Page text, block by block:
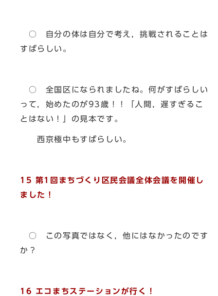
○ 自分の体は自分で考え，挑戦されることは
すばらしい。
○ 全国区になられましたね。何がすばらしい
って，始めたのが93歳！！「人間，遅すぎるこ
とはない！」の見本です。
西京極中もすばらしい。
15 第1回まちづくり区民会議全体会議を開催し
ました！
○ この写真ではなく，他にはなかったのです
か？
16 エコまちステーションが行く！